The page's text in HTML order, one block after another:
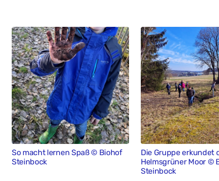
So macht lernen Spaß © Biohof
Steinbock
Die Gruppe erkundet
Helmsgrüner Moor ©
Steinbock